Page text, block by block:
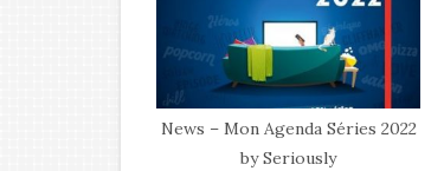
News – Mon Agenda Séries 2022
by Seriously